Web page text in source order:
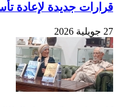
قرارات جديدة لإعادة
27 جويلية 2026